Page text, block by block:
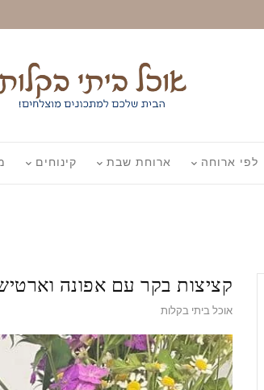
לפי ארוחה ארוחת שבת קינוחים
קציצות בקר עם אפונה
אוכל ביתי בקלות